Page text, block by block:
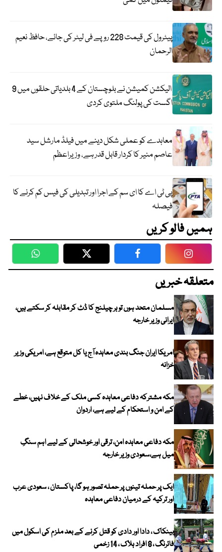
پیٹرول کی قیمت 228 روپے فی لیٹر کی جائے، حافظ نعیم
الرحمان
الیکشن کمیشن نے بلوچستان کے 4 بلدیاتی حلقوں میں 9
اگست کی پولنگ ملتوی کردی
معاہدے کو عملی شکل دینے میں فیلڈ مارشل سید
عاصم منیر کا کردار قابل قدر ہے، وزیراعظم
پی ٹی اے کا ای سم کے اجرا اور تبدیلی کی فیس کم کرنے کا
فیصلہ
ہمیں فالو کریں
WhatsApp Twitter Facebook
متعلقہ خبریں
مسلمان متحد ہوں تو ہر چیلنج کا ڈٹ کر مقابلہ کر سکتے ہیں،
ایرانی وزیر خارجہ
امریکا ایران جنگ بندی معاہدہ آج یا کل متوقع ہے، امریکی وزیر
خزانہ
مکہ مشترکہ دفاعی معاہدہ کسی ملک کے خلاف نہیں، خطے
کے امن و استحکام کے لیے ہے، اردوان
مکہ دفاعی معاہدہ امن، ترقی اور خوشحالی کے لیے اہم سنگِ
میل ہے،سعودی وزیر خارجہ
ایک پر حملہ تینوں پر حملہ تصور ہو گا، پاکستان ، سعودی عرب
اور ترکیہ کے درمیان دفاعی معاہدہ
بینکاک ، دادا اور دادی کو قتل کرنے کے بعد ملزم کی اسکول میں
فائرنگ ، 8 افراد ہلاک ، 14 زخمی